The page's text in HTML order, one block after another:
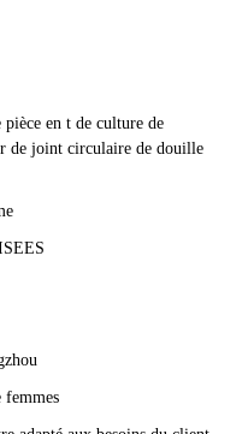
pièce en t de culture de
de joint circulaire de douille
femmes